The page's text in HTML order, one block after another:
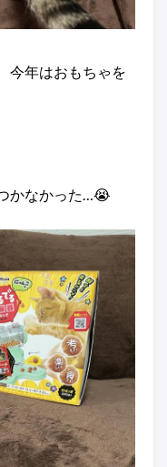
今年はおもちゃを
かなかった…😭